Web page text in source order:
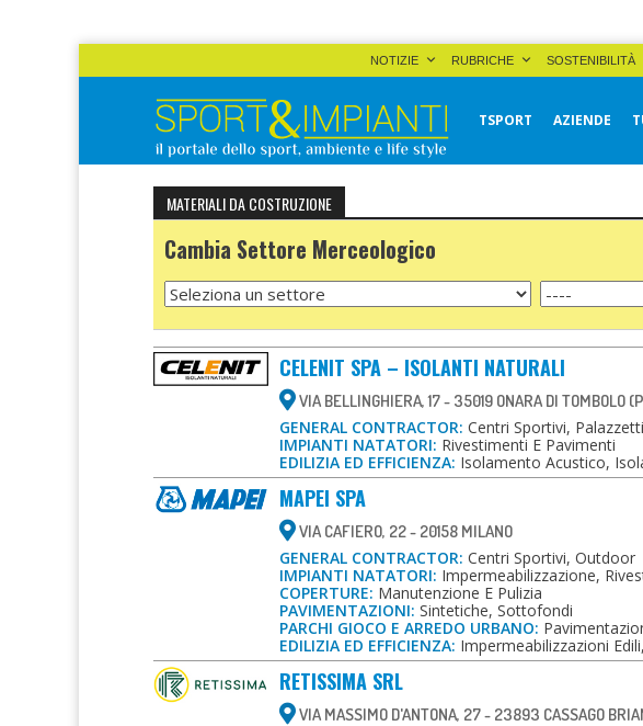
NOTIZIE RUBRICHE SOSTENIBILITÀ
Sport&Impianti
TSPORT AZIENDE
MATERIALI DA COSTRUZIONE
Cambia Settore Merceologico
CELENIT SPA – ISOLANTI NATURALI
VIA BELLINGHIERA, 17 - 35019 ONARA DI TOMBOLO
GENERAL CONTRACTOR: Centri Sportivi,
IMPIANTI NATATORI: Rivestimenti E Pavimenti
EDILIZIA ED EFFICIENZA: Isolamento Acustico,
MAPEI SPA
VIA CAFIERO, 22 - 20158 MILANO
GENERAL CONTRACTOR: Centri Sportivi, Outdoor
IMPIANTI NATATORI: Impermeabilizzazione,
COPERTURE: Manutenzione E Pulizia
PAVIMENTAZIONI: Sintetiche, Sottofondi
PARCHI GIOCO E ARREDO URBANO:
EDILIZIA ED EFFICIENZA: Impermeabilizzazioni
RETISSIMA SRL
VIA MASSIMO D'ANTONA, 27 - 23893 CASSAGO